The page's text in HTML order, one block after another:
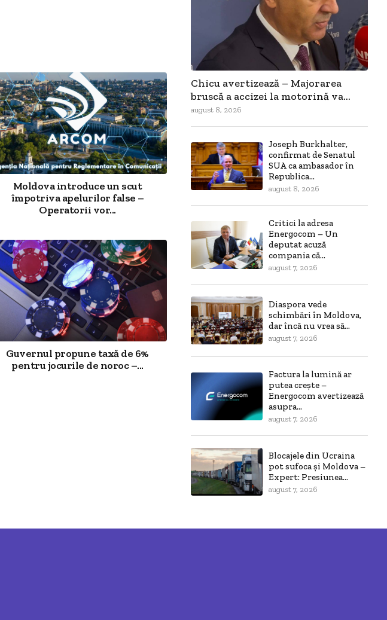
Moldova introduce un scut
împotriva apelurilor false –
Operatorii vor...
Guvernul propune taxă de 6%
pentru jocurile de noroc –...
Chicu avertizează – Majorarea
bruscă a accizei la motorină va...
august 8, 2026
Joseph Burkhalter,
confirmat de Senatul
SUA ca ambasador în
Republica...
august 8, 2026
Critici la adresa
Energocom – Un
deputat acuză
compania că...
august 7, 2026
Diaspora vede
schimbări în Moldova,
dar încă nu vrea să...
august 7, 2026
Factura la lumină ar
putea crește –
Energocom avertizează
asupra...
august 7, 2026
Blocajele din Ucraina
pot sufoca și Moldova –
Expert: Presiunea...
august 7, 2026